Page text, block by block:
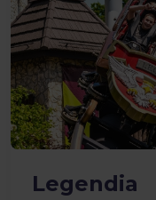
Legendia